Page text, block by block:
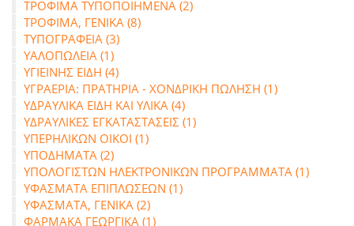
ΤΡΟΦΙΜΑ ΤΥΠΟΠΟΙΗΜΕΝΑ (2)
ΤΡΟΦΙΜΑ, ΓΕΝΙΚΑ (8)
ΤΥΠΟΓΡΑΦΕΙΑ (3)
ΥΑΛΟΠΩΛΕΙΑ (1)
ΥΓΙΕΙΝΗΣ ΕΙΔΗ (4)
ΥΓΡΑΕΡΙΑ: ΠΡΑΤΗΡΙΑ - ΧΟΝΔΡΙΚΗ ΠΩΛΗΣΗ (1)
ΥΔΡΑΥΛΙΚΑ ΕΙΔΗ ΚΑΙ ΥΛΙΚΑ (4)
ΥΔΡΑΥΛΙΚΕΣ ΕΓΚΑΤΑΣΤΑΣΕΙΣ (1)
ΥΠΕΡΗΛΙΚΩΝ ΟΙΚΟΙ (1)
ΥΠΟΔΗΜΑΤΑ (2)
ΥΠΟΛΟΓΙΣΤΩΝ ΗΛΕΚΤΡΟΝΙΚΩΝ ΠΡΟΓΡΑΜΜΑΤΑ (1)
ΥΦΑΣΜΑΤΑ ΕΠΙΠΛΩΣΕΩΝ (1)
ΥΦΑΣΜΑΤΑ, ΓΕΝΙΚΑ (2)
ΦΑΡΜΑΚΑ ΓΕΩΡΓΙΚΑ (1)